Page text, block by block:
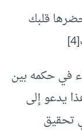
قلبك
في حكمه بين
يدعو إلى
تحقيق